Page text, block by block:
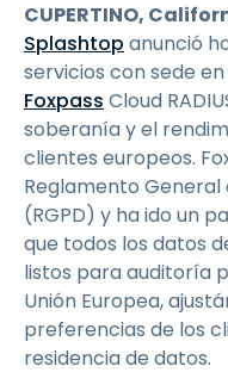
CUPERTINO,
Splashtop anunció
servicios con sede
Foxpass Cloud
soberanía y el
clientes europeos.
Reglamento
(RGPD) y ha ido un
que todos los datos
listos para auditoría
Unión Europea,
preferencias de los
residencia de datos.